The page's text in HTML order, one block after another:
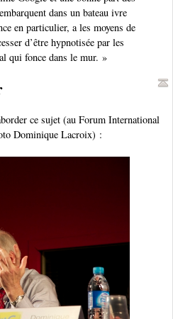
dans un bateau ivre
en particulier, a les moyens de
d’être hypnotisée par les
qui fonce dans le mur. »
ce sujet (au Forum International
Dominique Lacroix) :